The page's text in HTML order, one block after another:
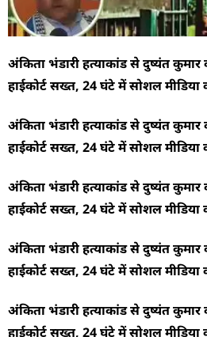
अंकिता भंडारी हत्याकांड से दुष्यंत कुमार
हाईकोर्ट सख्त, 24 घंटे में सोशल मीडिया
अंकिता भंडारी हत्याकांड से दुष्यंत कुमार
हाईकोर्ट सख्त, 24 घंटे में सोशल मीडिया
अंकिता भंडारी हत्याकांड से दुष्यंत कुमार
हाईकोर्ट सख्त, 24 घंटे में सोशल मीडिया
अंकिता भंडारी हत्याकांड से दुष्यंत कुमार
हाईकोर्ट सख्त, 24 घंटे में सोशल मीडिया
अंकिता भंडारी हत्याकांड से दुष्यंत कुमार
हाईकोर्ट सख्त, 24 घंटे में सोशल मीडिया